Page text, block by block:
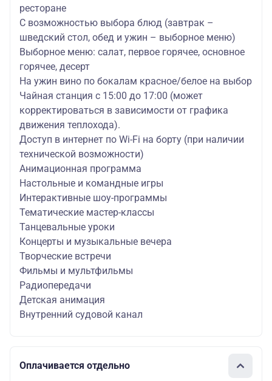
ресторане
С возможностью выбора блюд (завтрак –
шведский стол, обед и ужин – выборное меню)
Выборное меню: салат, первое горячее, основное
горячее, десерт
На ужин вино по бокалам красное/белое на выбор
Чайная станция с 15:00 до 17:00 (может
корректироваться в зависимости от графика
движения теплохода).
Доступ в интернет по Wi-Fi на борту (при наличии
технической возможности)
Анимационная программа
Настольные и командные игры
Интерактивные шоу-программы
Тематические мастер-классы
Танцевальные уроки
Концерты и музыкальные вечера
Творческие встречи
Фильмы и мультфильмы
Радиопередачи
Детская анимация
Внутренний судовой канал
Оплачивается отдельно